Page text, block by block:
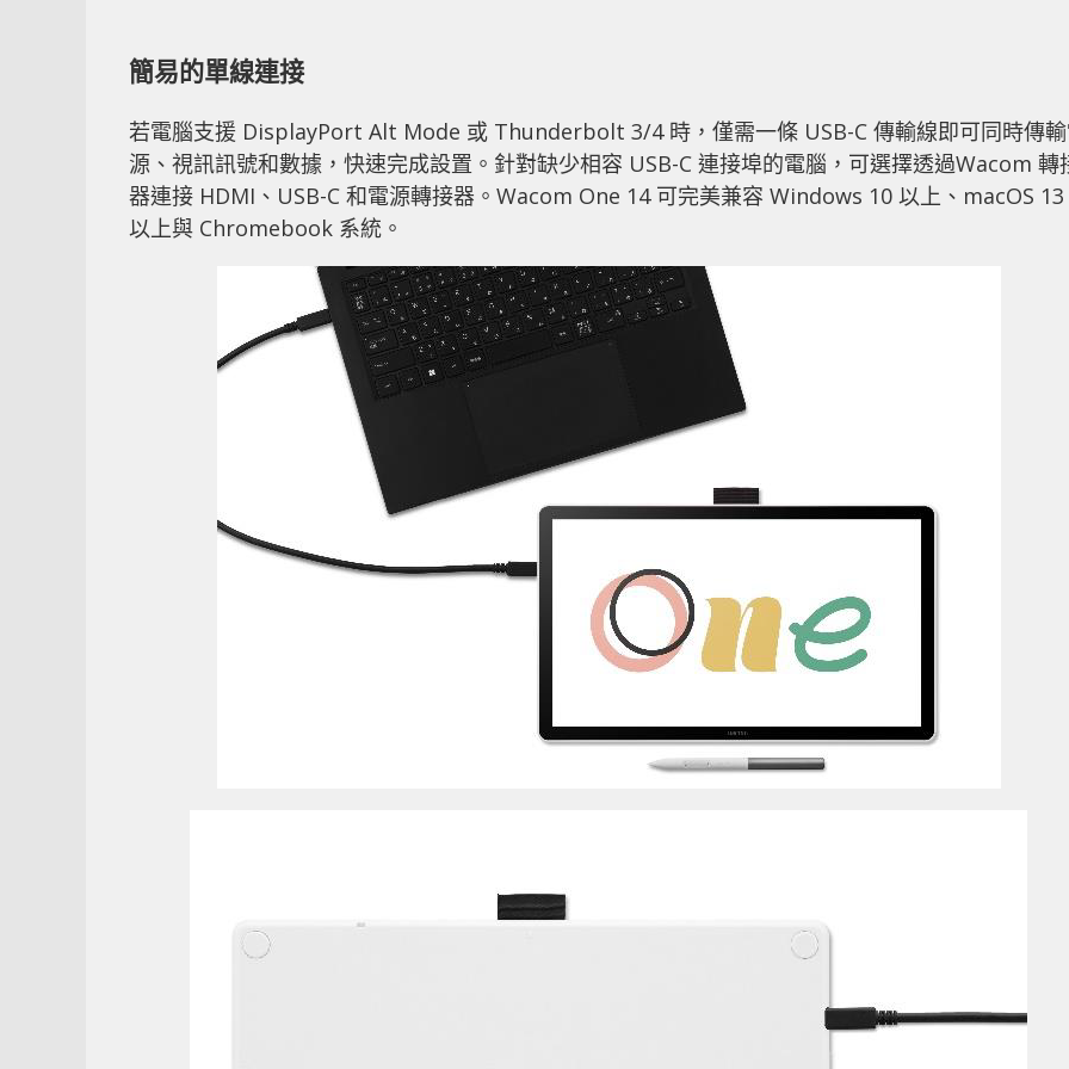
簡易的單線連接
若電腦支援 DisplayPort Alt Mode 或 Thunderbolt 3/4 時，僅需一條 USB-C 傳輸線即可同時傳
源、視訊訊號和數據，快速完成設置。針對缺少相容 USB-C 連接埠的電腦，可選擇透過Wacom 轉
器連接 HDMI、USB-C 和電源轉接器。Wacom One 14 可完美兼容 Windows 10 以上、macOS 13
以上與 Chromebook 系統。